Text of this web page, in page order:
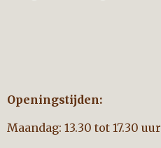
Openingstijden:
Maandag: 13.30 tot 17.30 uur